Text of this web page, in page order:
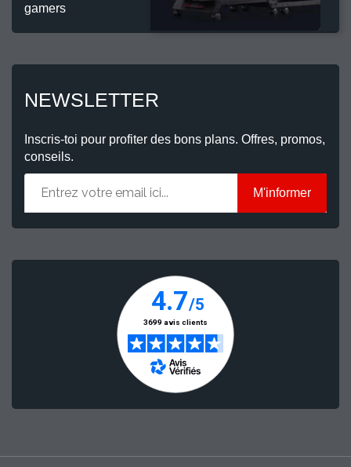
gamers
NEWSLETTER
Inscris-toi pour profiter des bons plans. Offres, promos,
conseils.
M'informer